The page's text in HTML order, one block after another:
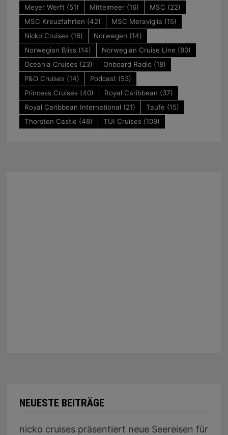
Meyer Werft (51) Mittelmeer(16) MSC (22)
MSC Kreuzfahrten (42) MSC Meraviglia (15)
Nicko Cruises (16) Norwegen (14)
Norwegian Bliss (14) Norwegian Cruise Line (80)
Oceania Cruises (23) Onboard Radio(18)
P&O Cruises (14) Podcast (53)
Princess Cruises (40) Royal Caribbean (37)
Royal Caribbean International (21) Taufe (15)
Thorsten Castle (48) TUI Cruises (109)
NEUESTE BEITRÄGE
nicko cruises präsentiert neue Seereisen für